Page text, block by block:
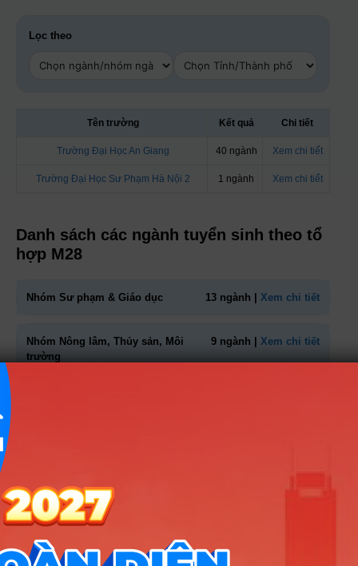
Lọc theo
Tên trường Kết quả Chi tiết
Trường Đại Học An Giang 40 ngành Xem chi tiết
Trường Đại Học Sư Phạm Hà Nội 2 1 ngành Xem chi tiết
Danh sách các ngành tuyển sinh theo tổ
hợp M28
Nhóm Sư phạm & Giáo dục 13 ngành | Xem chi tiết
Nhóm Nông lâm, Thủy sản, Môi
trường
9 ngành | Xem chi tiết
Nhóm KHXH&NV - Luật
Nhóm Khoa học & Công nghệ
thông tin
2 ngành |